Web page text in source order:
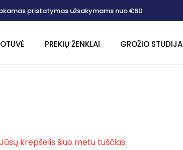
pristatymas užsakymams nuo €60
PREKIŲ ŽENKLAI GROŽIO STUDIJA
Jūsų krepšelis šiuo metu tuščias.